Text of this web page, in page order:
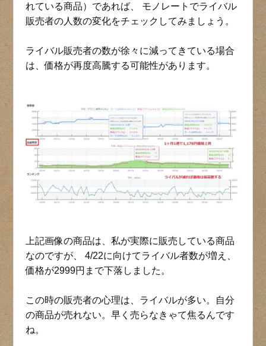
れている商品）であれば、 モノレートでライバル
販売者の人数の変化をチェックしてみましょう。
ライバル販売者の数が徐々に減ってきている場合
は、価格が再度高騰する可能性があります。
上記画像の商品は、私が実際に販売している商品
なのですが、 4/22に向けてライバル者数が増え、
価格が2999円まで下落しました。
この時の販売者の心理は、ライバルが多い。自分
の商品が売れない。早く売らなきゃて焦るんです
ね。